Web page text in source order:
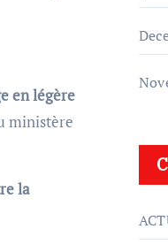
en légère
ministère
la